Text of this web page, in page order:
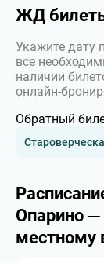
ЖД
Укажите дату
все
наличии
онлайн-
Обратный
Опарино ─
местному